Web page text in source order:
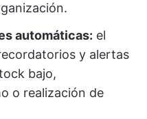
automáticas: el
y alertas
bajo,
o realización de